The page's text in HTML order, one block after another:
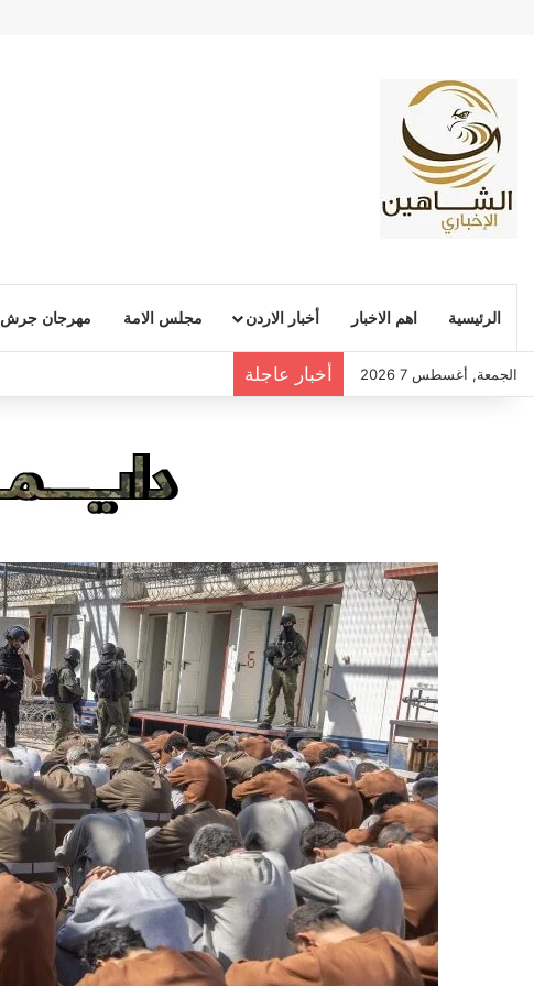
الرئيسية اهم الاخبار أخبار الاردن مجلس الامة مهرجان جرش
الجمعة, أغسطس 7 2026 أخبار عاجلة